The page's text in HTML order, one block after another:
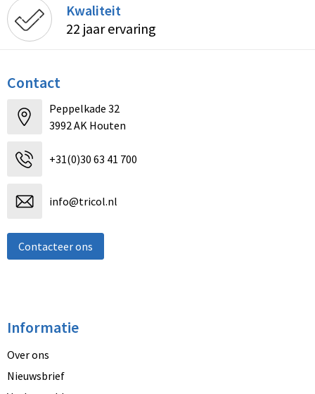
Kwaliteit
22 jaar ervaring
Contact
Peppelkade 32
3992 AK Houten
+31(0)30 63 41 700
info@tricol.nl
Contacteer ons
Informatie
Over ons
Nieuwsbrief